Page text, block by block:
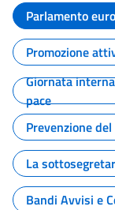
Parlamento
Promozione
Giornata
pace
Prevenzione
La
Bandi Avvisi e